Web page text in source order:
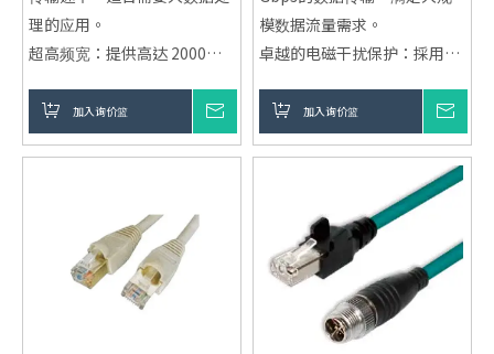
理的应用。
超高频宽：提供高达 2000
CAT7。
强大屏蔽设计：S/FTP 双重屏
供稳定、高效的传输。
加入询价篮
模数据流量需求。
卓越的电磁干扰保护：採用
少电磁干扰（EMI）和射频干
扰（RFI）。
耐用结构：纯铜导体与高强度
外护材料，适应各种严苛的安
装环境，确保长期稳定运行。
加入询价篮